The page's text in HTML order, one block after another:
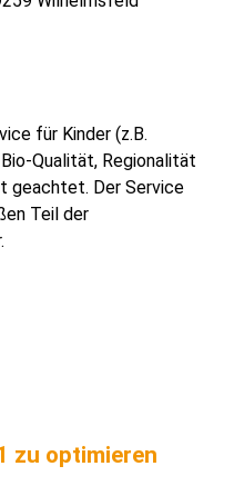
für Kinder (z.B.
Qualität, Regionalität
geachtet. Der Service
Teil der
zu optimieren